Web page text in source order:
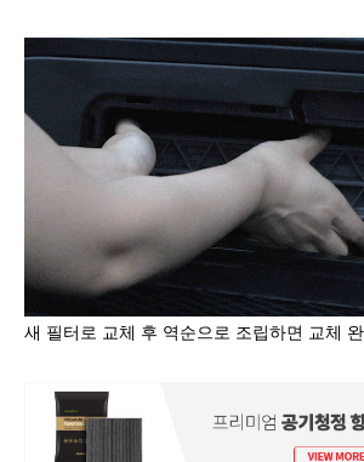
새 필터로 교체 후 역순으로 조립하면 교체